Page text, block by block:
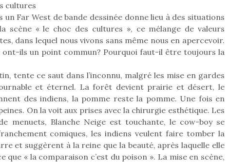
cultures
un Far West de bande dessinée donne lieu à des situations
scène « le choc des cultures », ce mélange de valeurs
dans lequel nous vivons sans même nous en apercevoir.
ils un point commun? Pourquoi faut-il être toujours la
tente ce saut dans l’inconnu, malgré les mise en gardes
et éternel. La forêt devient prairie et désert, le
des indiens, la pomme reste la pomme. Une fois en
On la voit aux prises avec la chirurgie esthétique. Les
menuets, Blanche Neige est touchante, le cow-boy se
comiques, les indiens veulent faire tomber la
et suggèrent à la reine que la beauté, après laquelle elle
« la comparaison c’est du poison ». La mise en scène,
Chocolats à petits prix,
jouets malins et idées
créatives… voici de quoi
organiser une chasse aux
œufs magique…
Chocolats à petits prix,
jouets malins et idées
créatives… voici de quoi
organiser une chasse aux
œufs magique…